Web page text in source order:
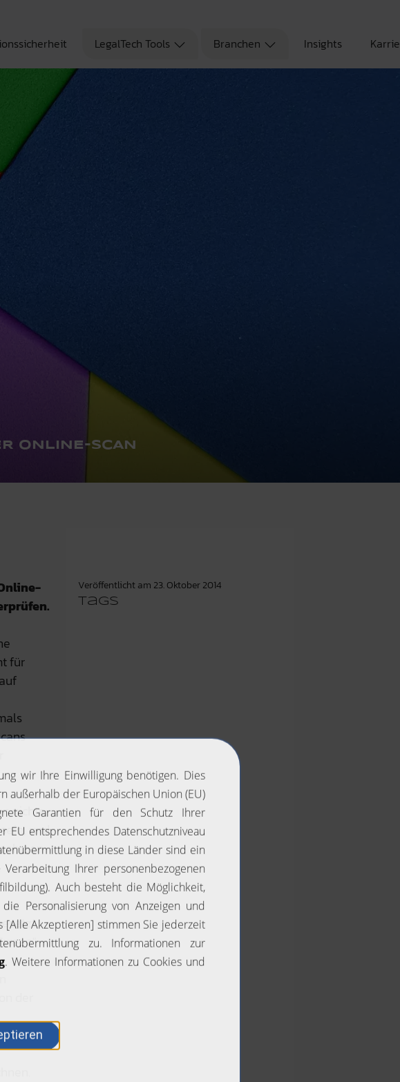
LegalTech Tools Branchen Insights
ONLINE-SCAN
für
nichts
und
der
Veröffentlicht am 23. Oktober 2014
Tags